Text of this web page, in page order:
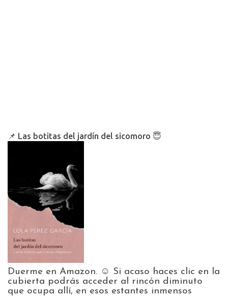
📌 Las botitas del jardín del sicomoro 😇
Duerme en Amazon. ☺️ Si acaso haces clic en la
cubierta podrás acceder al rincón diminuto
que ocupa allí, en esos estantes inmensos